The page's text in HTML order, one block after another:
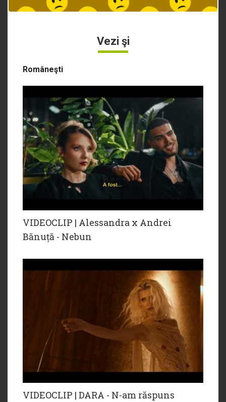
Vezi şi
Româneşti
VIDEOCLIP | Alessandra x Andrei
Bănuță - Nebun
VIDEOCLIP | DARA - N-am răspuns